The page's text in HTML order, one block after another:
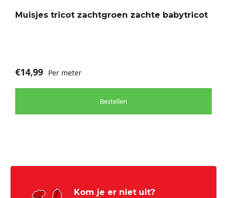
Muisjes tricot zachtgroen zachte babytricot
€14,99 Per meter
Bestellen
kan
productpagina
Kom je er niet uit?